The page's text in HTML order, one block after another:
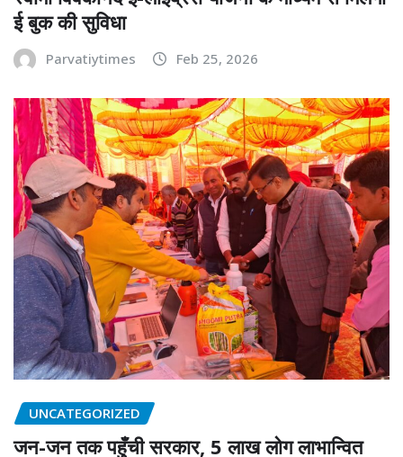
ई बुक की सुविधा
Parvatiytimes Feb 25, 2026
UNCATEGORIZED
जन-जन तक पहुँची सरकार, 5 लाख लोग लाभान्वित